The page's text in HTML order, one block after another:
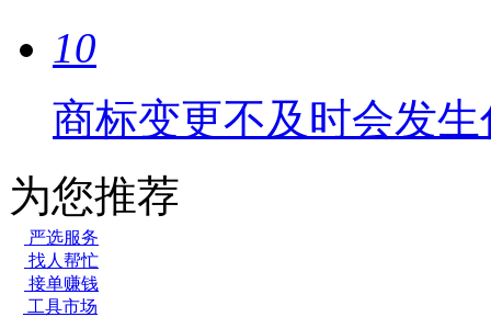
10
商标变更不及时会发生
为您推荐
严选服务
找人帮忙
接单赚钱
工具市场